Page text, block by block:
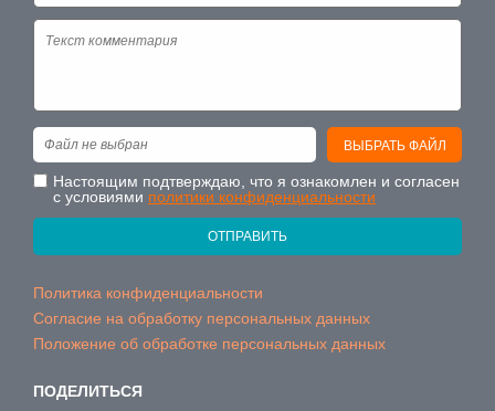
ВЫБРАТЬ ФАЙЛ
Файл не выбран
Настоящим подтверждаю, что я ознакомлен и согласен
с условиями политики конфиденциальности
ОТПРАВИТЬ
Политика конфиденциальности
Согласие на обработку персональных данных
Положение об обработке персональных данных
ПОДЕЛИТЬСЯ